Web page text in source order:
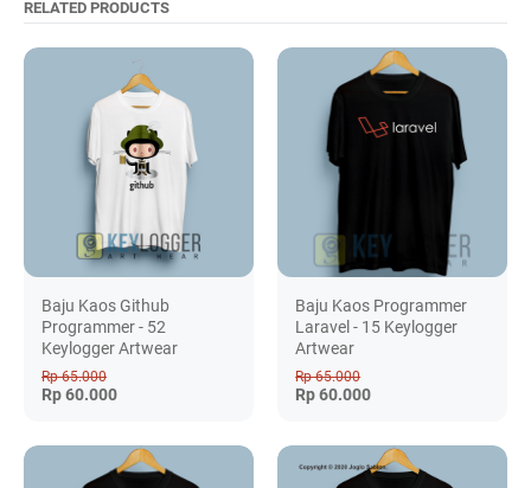
RELATED PRODUCTS
Baju Kaos Github
Programmer - 52
Keylogger Artwear
Rp 65.000
Rp 60.000
Baju Kaos Programmer
Laravel - 15 Keylogger
Artwear
Rp 65.000
Rp 60.000